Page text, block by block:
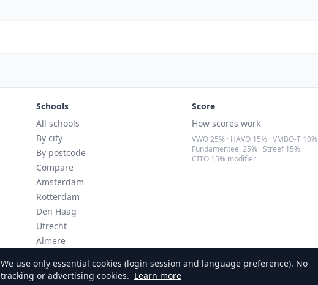
Schools
All schools
By city
By postcode
Compare
Amsterdam
Rotterdam
Den Haag
Utrecht
Almere
Score
How scores work
VWO 25% · HAVO 15% · VMBO-T 10%
Fundamenteel 25% · Streef 15%
CITO 15% modifier
We use only essential cookies (login session and language preference). No
tracking or advertising cookies. Learn more